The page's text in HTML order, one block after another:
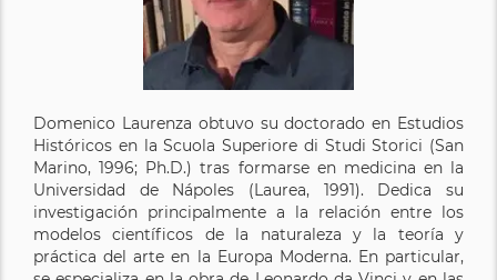
Domenico Laurenza obtuvo su doctorado en Estudios
Históricos en la Scuola Superiore di Studi Storici (San
Marino, 1996; Ph.D.) tras formarse en medicina en la
Universidad de Nápoles (Laurea, 1991). Dedica su
investigación principalmente a la relación entre los
modelos científicos de la naturaleza y la teoría y
práctica del arte en la Europa Moderna. En particular,